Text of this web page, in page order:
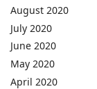
August 2020
July 2020
June 2020
May 2020
April 2020